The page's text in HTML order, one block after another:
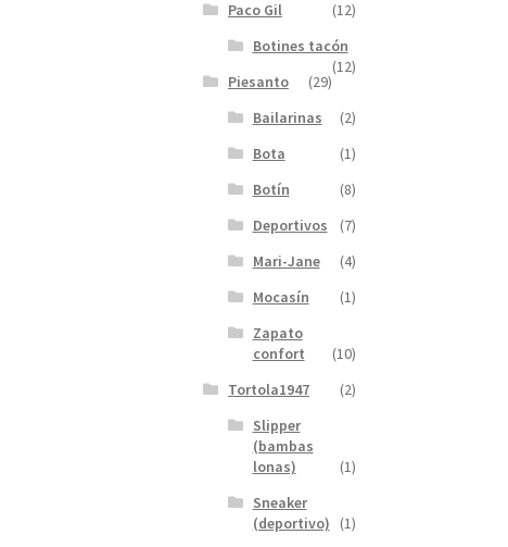
Paco Gil
(12)
Botines tacón
(12)
Piesanto
(29)
Bailarinas
(2)
Bota
(1)
Botín
(8)
Deportivos
(7)
Mari-Jane
(4)
Mocasín
(1)
Zapato
confort
(10)
Tortola1947
(2)
Slipper
(bambas
lonas)
(1)
Sneaker
(deportivo)
(1)